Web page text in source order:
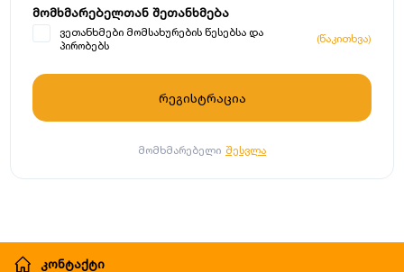
მომხმარებელთან შეთანხმება
ვეთანხმები მომსახურების წესებსა და
პირობებს
(წაკითხვა)
მომხმარებელი შესვლა
კონტაქტი